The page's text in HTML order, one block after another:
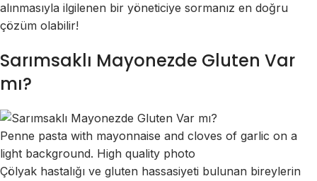
alınmasıyla ilgilenen bir yöneticiye sormanız en doğru
çözüm olabilir!
Sarımsaklı Mayonezde Gluten Var
mı?
Penne pasta with mayonnaise and cloves of garlic on a
light background. High quality photo
Çölyak hastalığı ve gluten hassasiyeti bulunan bireylerin